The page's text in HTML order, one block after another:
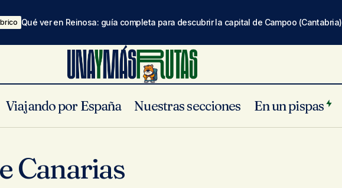
Qué ver en Reinosa: guía completa para descubrir la capital de Campoo (Cantabria)
Viajando por España Nuestras secciones En un pispas
Canarias